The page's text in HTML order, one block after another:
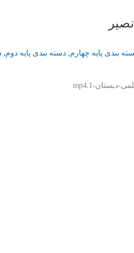
بندی پایه چهارم, دسته بندی پایه دوم,